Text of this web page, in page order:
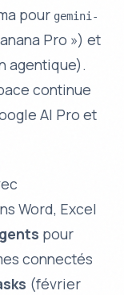
pour gemini-
Pro ») et
agentique).
continue
AI Pro et
Word, Excel
pour
connectés
(février